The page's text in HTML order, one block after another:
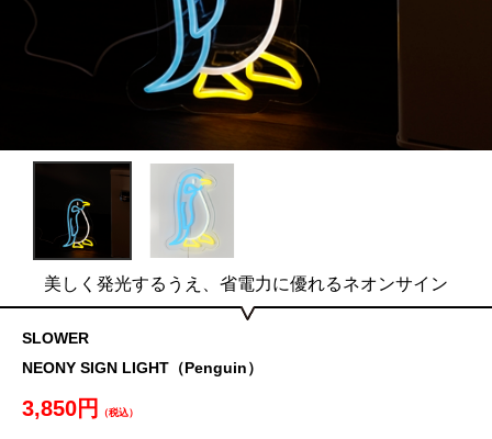
美しく発光するうえ、省電力に優れるネオンサイン
SLOWER
NEONY SIGN LIGHT（Penguin）
3,850円 （税込）